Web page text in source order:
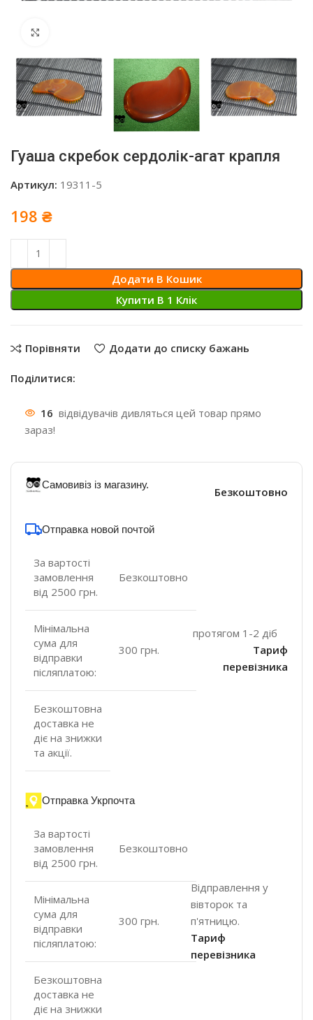
Гуаша скребок сердолік-агат крапля
Артикул: 19311-5
198 ₴
Додати В Кошик
Купити В 1 Клiк
Порівняти Додати до списку бажань
Поділитися:
16 відвідувачів дивляться цей товар прямо
зараз!
Самовивіз із магазину.
Безкоштовно
Отправка новой почтой
За вартості
замовлення
від 2500 грн.
Безкоштовно
Мінімальна
сума для
відправки
післяплатою:
300 грн.
Безкоштовна
доставка не
діє на знижки
та акції.
протягом 1-2 діб
Тариф
перевізника
Отправка Укрпочта
За вартості
замовлення
від 2500 грн.
Безкоштовно
Мінімальна
сума для
відправки
післяплатою:
300 грн.
Безкоштовна
доставка не
діє на знижки
Відправлення у
вівторок та
п'ятницю.
Тариф
перевізника